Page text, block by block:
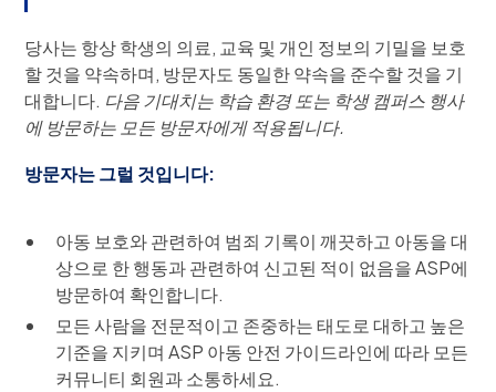
당사는 항상 학생의 의료, 교육 및 개인 정보의 기밀을 보호
할 것을 약속하며, 방문자도 동일한 약속을 준수할 것을 기
대합니다. 다음 기대치는 학습 환경 또는 학생 캠퍼스 행사
에 방문하는 모든 방문자에게 적용됩니다.
방문자는 그럴 것입니다:
아동 보호와 관련하여 범죄 기록이 깨끗하고 아동을 대
상으로 한 행동과 관련하여 신고된 적이 없음을 ASP에
방문하여 확인합니다.
모든 사람을 전문적이고 존중하는 태도로 대하고 높은
기준을 지키며 ASP 아동 안전 가이드라인에 따라 모든
커뮤니티 회원과 소통하세요.